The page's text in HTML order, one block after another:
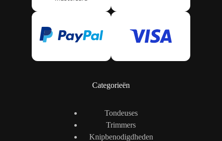
Categorieën
Tondeuses
Trimmers
Knipbenodigdheden